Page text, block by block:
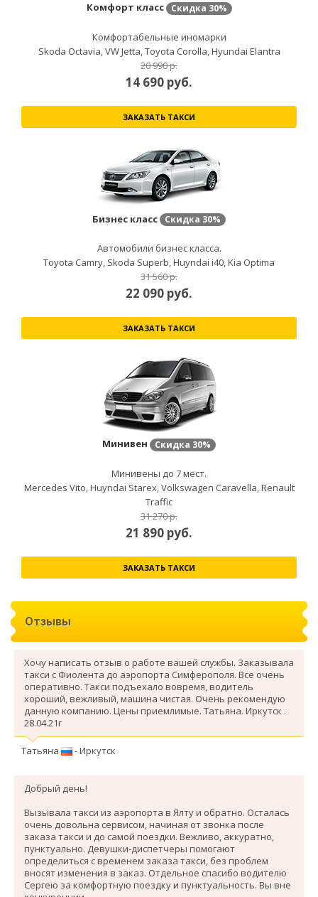
Комфорт класс Скидка 30%
Комфортабельные иномарки
Skoda Octavia, VW Jetta, Toyota Corolla, Hyundai Elantra
20 990 р.
14 690 руб.
ЗАКАЗАТЬ ТАКСИ
Бизнес класс Скидка 30%
Автомобили бизнес класса.
Toyota Camry, Skoda Superb, Huyndai i40, Kia Optima
31 560 р.
22 090 руб.
ЗАКАЗАТЬ ТАКСИ
Минивен Скидка 30%
Минивены до 7 мест.
Mercedes Vito, Huyndai Starex, Volkswagen Caravella, Renault
Traffic
31 270 р.
21 890 руб.
ЗАКАЗАТЬ ТАКСИ
Отзывы
Хочу написать отзыв о работе вашей службы. Заказывала
такси с Фиолента до аэропорта Симферополя. Все очень
оперативно. Такси подъехало вовремя, водитель
хороший, вежливый, машина чистая. Очень рекомендую
данную компанию. Цены приемлимые. Татьяна. Иркутск .
28.04.21г
Татьяна - Иркутск
Добрый день!
Вызывала такси из аэропорта в Ялту и обратно. Осталась
очень довольна сервисом, начиная от звонка после
заказа такси и до самой поездки. Вежливо, аккуратно,
пунктуально. Девушки-диспетчеры помогают
определиться с временем заказа такси, без проблем
вносят изменения в заказ. Отдельное спасибо водителю
Сергею за комфортную поездку и пунктуальность. Вы вне